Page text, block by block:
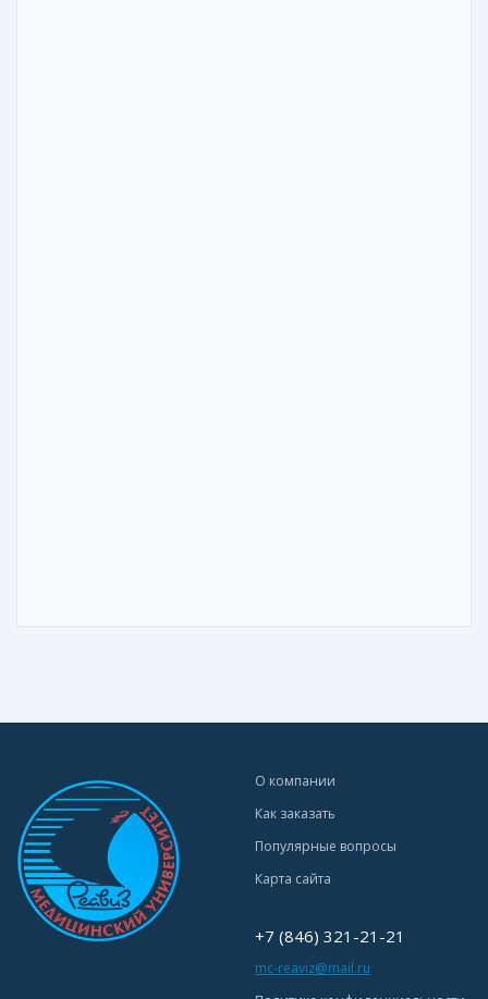
О компании
Как заказать
Популярные вопросы
Карта сайта
+7 (846) 321-21-21
mc-reaviz@mail.ru